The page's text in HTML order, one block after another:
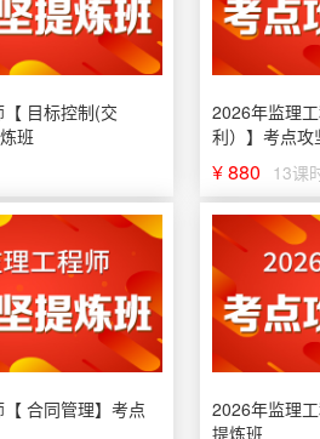
目标控制(交
班
2026年监理
利）】考点攻
¥ 880 13课
合同管理】考点
2026年监理
提炼班